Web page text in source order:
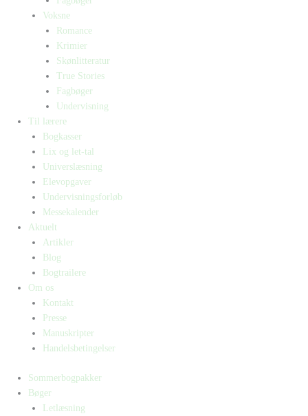
Voksne
Romance
Krimier
Skønlitteratur
True Stories
Fagbøger
Undervisning
Til lærere
Bogkasser
Lix og let-tal
Universlæsning
Elevopgaver
Undervisningsforløb
Messekalender
Aktuelt
Artikler
Blog
Bogtrailere
Om os
Kontakt
Presse
Manuskripter
Handelsbetingelser
Sommerbogpakker
Bøger
Letlæsning